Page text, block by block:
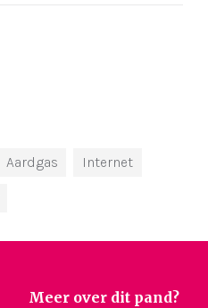
Aardgas Internet
Meer over dit pand?